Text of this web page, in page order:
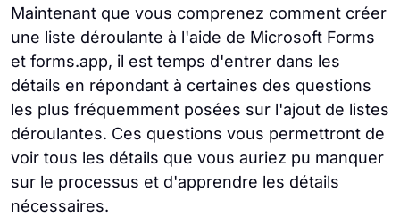
Maintenant que vous comprenez comment créer
une liste déroulante à l'aide de Microsoft Forms
et forms.app, il est temps d'entrer dans les
détails en répondant à certaines des questions
les plus fréquemment posées sur l'ajout de listes
déroulantes. Ces questions vous permettront de
voir tous les détails que vous auriez pu manquer
sur le processus et d'apprendre les détails
nécessaires.